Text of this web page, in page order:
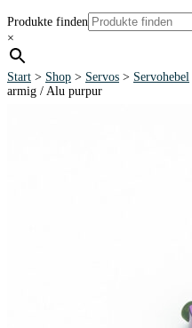
Produkte finden
×
Start > Shop > Servos > Servohebel
armig / Alu purpur